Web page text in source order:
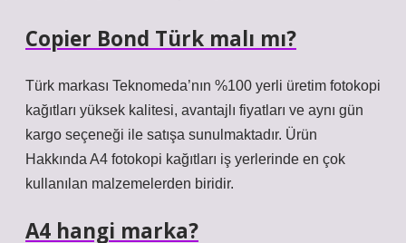
Copier Bond Türk malı mı?
Türk markası Teknomeda’nın %100 yerli üretim fotokopi
kağıtları yüksek kalitesi, avantajlı fiyatları ve aynı gün
kargo seçeneği ile satışa sunulmaktadır. Ürün
Hakkında A4 fotokopi kağıtları iş yerlerinde en çok
kullanılan malzemelerden biridir.
A4 hangi marka?